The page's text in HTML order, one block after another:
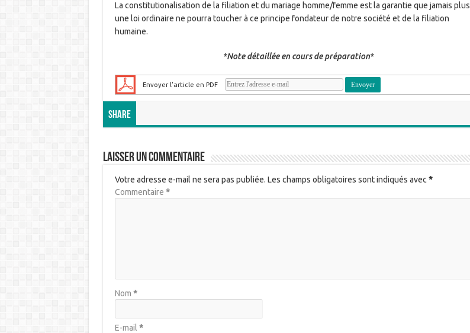
La constitutionalisation de la filiation et du mariage homme/femme est la garantie que jamais plus
une loi ordinaire ne pourra toucher à ce principe fondateur de notre société et de la filiation
humaine.
*Note détaillée en cours de préparation*
Envoyer l'article en PDF
Share
Laisser un commentaire
Votre adresse e-mail ne sera pas publiée. Les champs obligatoires sont indiqués avec *
Commentaire *
Nom *
E-mail *